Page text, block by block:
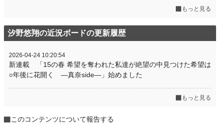
もっと見る
汐野悠翔の近況ボードの更新履歴
2026-04-24 10:20:54
新連載 「15の春 希望を奪われた私達が絶望の中見つけた希望は
○年後に花開く ―真奈side―」始めました
もっと見る
このコンテンツについて報告する